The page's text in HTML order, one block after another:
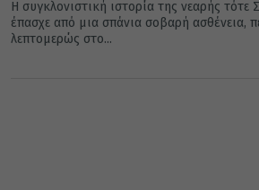
Η συγκλονιστική ιστορία της νεαρής τότε
έπασχε από μια σπάνια σοβαρή ασθένεια,
λεπτομερώς στο...